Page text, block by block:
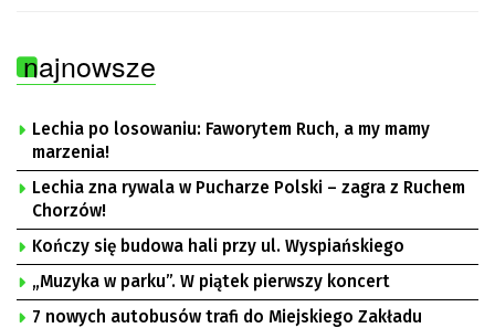
najnowsze
Lechia po losowaniu: Faworytem Ruch, a my mamy
marzenia!
Lechia zna rywala w Pucharze Polski – zagra z Ruchem
Chorzów!
Kończy się budowa hali przy ul. Wyspiańskiego
„Muzyka w parku”. W piątek pierwszy koncert
7 nowych autobusów trafi do Miejskiego Zakładu